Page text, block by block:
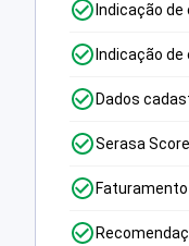
Indicação
Indicação
Dados
Serasa